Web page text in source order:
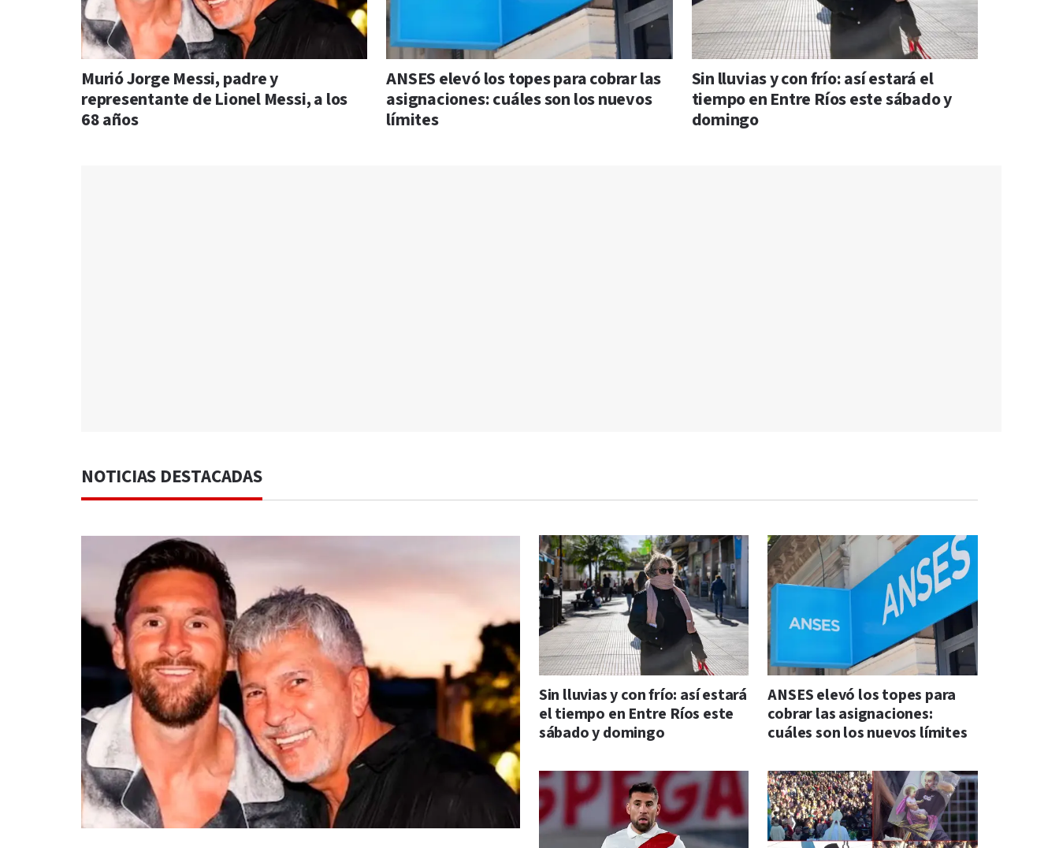
Murió Jorge Messi, padre y
representante de Lionel Messi, a los
68 años
ANSES elevó los topes para cobrar las
asignaciones: cuáles son los nuevos
límites
Sin lluvias y con frío: así estará el
tiempo en Entre Ríos este sábado y
domingo
NOTICIAS DESTACADAS
Sin lluvias y con frío: así estará
el tiempo en Entre Ríos este
sábado y domingo
ANSES elevó los topes para
cobrar las asignaciones:
cuáles son los nuevos límites